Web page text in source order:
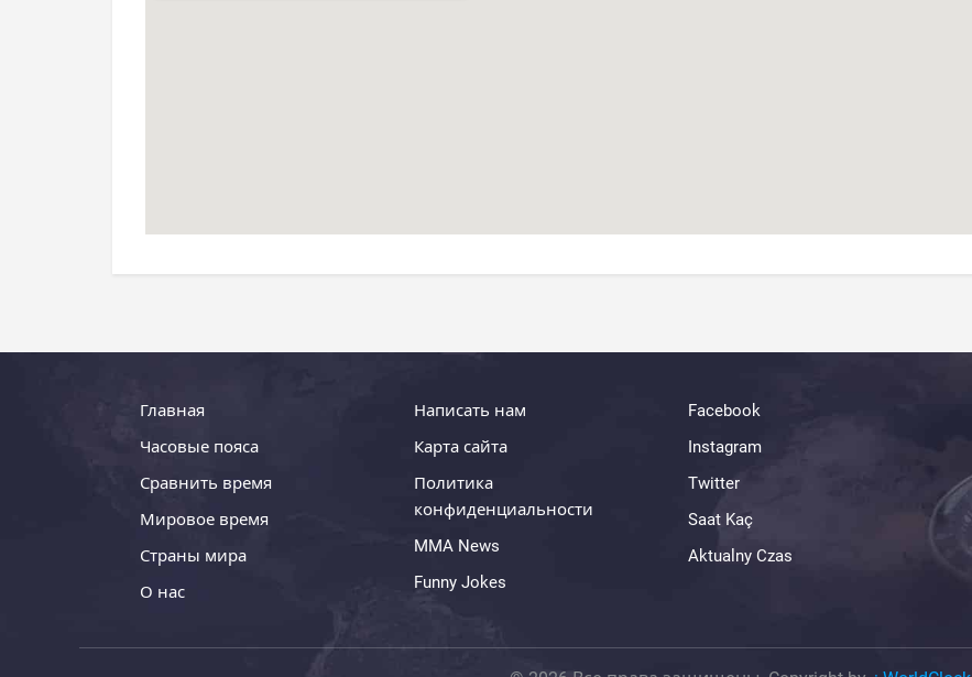
Главная
Часовые пояса
Сравнить время
Мировое время
Страны мира
О нас
Написать нам
Карта сайта
Политика
конфиденциальности
MMA News
Funny Jokes
Facebook
Instagram
Twitter
Saat Kaç
Aktualny Czas